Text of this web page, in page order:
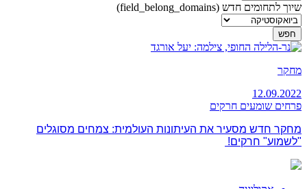
שיוך לתחומים חדש (field_belong_domains)
מחקר
12.09.2022
פרחים שומעים חרקים
מחקר חדש מסעיר את העיתונות העולמית: צמחים מסוגלים
"לשמוע" חרקים!